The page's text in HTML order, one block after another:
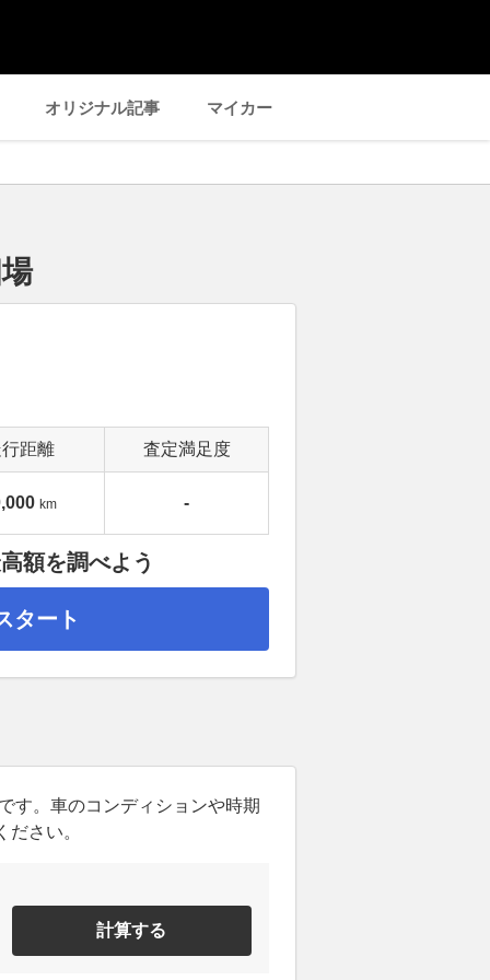
オリジナル記事 マイカー
距離 査定満足度
km -
額を調べよう
タート
す。車のコンディションや時期
さい。
計算する